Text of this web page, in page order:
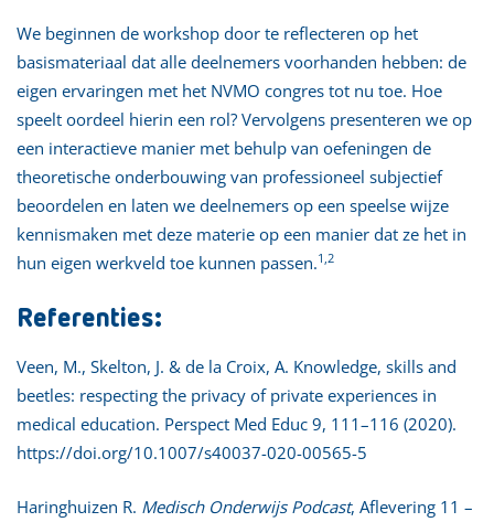
We beginnen de workshop door te reflecteren op het
basismateriaal dat alle deelnemers voorhanden hebben: de
eigen ervaringen met het NVMO congres tot nu toe. Hoe
speelt oordeel hierin een rol? Vervolgens presenteren we op
een interactieve manier met behulp van oefeningen de
theoretische onderbouwing van professioneel subjectief
beoordelen en laten we deelnemers op een speelse wijze
kennismaken met deze materie op een manier dat ze het in
hun eigen werkveld toe kunnen passen.1,2
Referenties:
Veen, M., Skelton, J. & de la Croix, A. Knowledge, skills and
beetles: respecting the privacy of private experiences in
medical education. Perspect Med Educ 9, 111–116 (2020).
https://doi.org/10.1007/s40037-020-00565-5
Haringhuizen R. Medisch Onderwijs Podcast, Aflevering 11 –